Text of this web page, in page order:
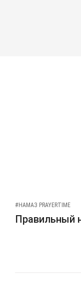
#НАМАЗ PRAYERTIME
Правильный